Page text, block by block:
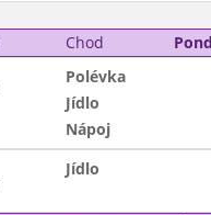
Chod
Polévka
Jídlo
Nápoj
Jídlo